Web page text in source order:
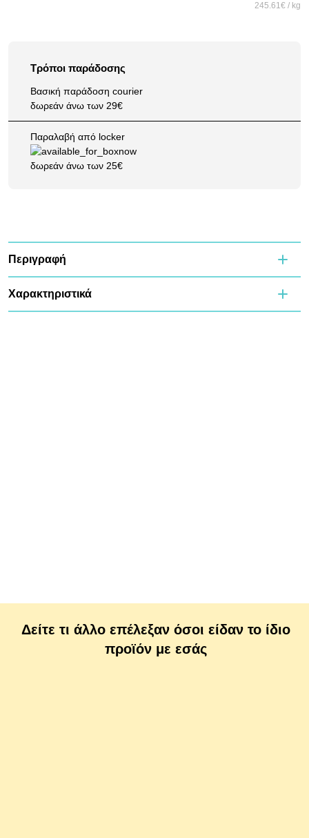
245.61€ / kg
Τρόποι παράδοσης
Βασική παράδοση courier
δωρεάν άνω των 29€
Παραλαβή από locker
δωρεάν άνω των 25€
Περιγραφή
Χαρακτηριστικά
Δείτε τι άλλο επέλεξαν όσοι είδαν το ίδιο
προϊόν με εσάς